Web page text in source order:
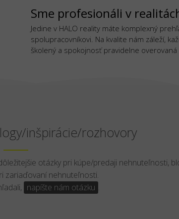
Sme profesionáli v
Jedine v HALO reality máte komplexný
spolupracovníkovi. Na kvalite nám záleží,
školený a spokojnosť pravidelne overovaná
inšpirácie/rozhovory
otázky pri kúpe/predaji nehnuteľnosti,
zariaďovaní nehnuteľnosti.
napíšte nám otázku .